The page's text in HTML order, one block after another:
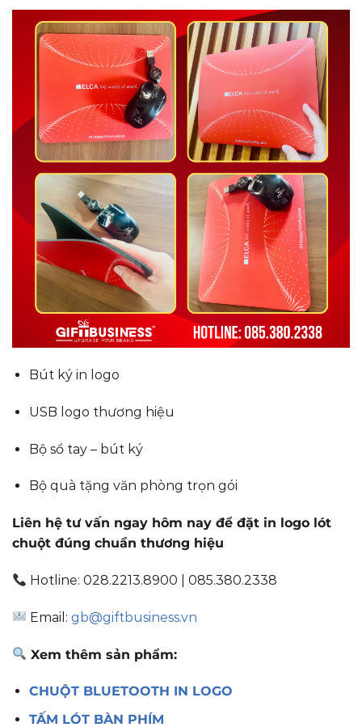
Bút ký in logo
USB logo thương hiệu
Bộ sổ tay – bút ký
Bộ quà tặng văn phòng trọn gói
Liên hệ tư vấn ngay hôm nay để đặt in logo lót
chuột đúng chuẩn thương hiệu
Hotline: 028.2213.8900 | 085.380.2338
Email:gb@giftbusiness.vn
Xem thêm sản phẩm:
CHUỘT BLUETOOTH IN LOGO
TẤM LÓT BÀN PHÍM